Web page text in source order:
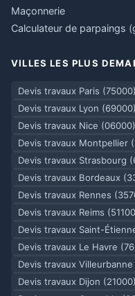
Maçonnerie
Calculateur de parpaings
VILLES LES PLUS
Devis travaux Paris (75000)
Devis travaux Lyon (69000)
Devis travaux Nice (06000)
Devis travaux Montpellier
Devis travaux Strasbourg
Devis travaux Bordeaux
Devis travaux Rennes
Devis travaux Reims
Devis travaux Saint-
Devis travaux Le Havre
Devis travaux Villeurbanne
Devis travaux Dijon (21000)